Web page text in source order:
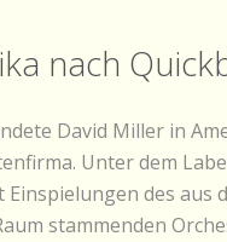
nach
David Miller in
Unter dem
des aus
stammenden